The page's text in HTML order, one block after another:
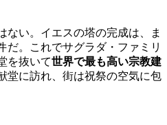
ない。イエスの塔の完成は、ま
だ。これでサグラダ・ファミリ
を抜いて世界で最も高い宗教建
堂に訪れ、街は祝祭の空気に包